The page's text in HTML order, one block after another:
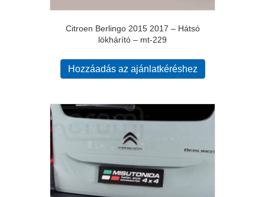
Citroen Berlingo 2015 2017 – Hátsó
lökhárító – mt-229
Hozzáadás az ajánlatkéréshez